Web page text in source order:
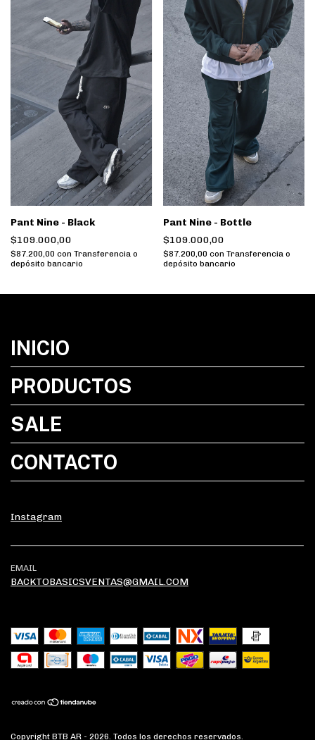
Pant Nine - Black
$109.000,00
$87.200,00 con Transferencia o
depósito bancario
Pant Nine - Bottle
$109.000,00
$87.200,00 con Transferencia o
depósito bancario
INICIO
PRODUCTOS
SALE
CONTACTO
Instagram
EMAIL
BACKTOBASICSVENTAS@GMAIL.COM
Copyright BTB AR - 2026. Todos los derechos reservados.